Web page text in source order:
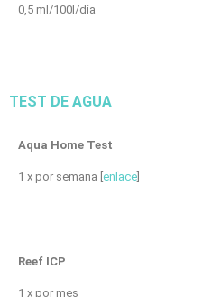
0,5 ml/100l/día
TEST DE AGUA
Aqua Home Test
1 x por semana [ enlace
Reef ICP
1 x por mes